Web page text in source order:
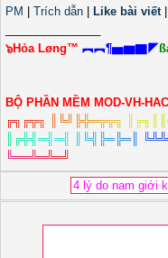
PM
Trích dẫn Like bài viết|
๖Hỏa Løng™ ︻︻¶▅▆▇◤
BỘ PHẦN MỀM MOD-VH-
╔╗ ╔╦╗ ╚╝ ╠╬═╦╦╗ ╔╗
╔╬╣ ═╣ ═╣ ╚╣ ╠═╠═║ ╚╩╩
╚══╩═╩═╝